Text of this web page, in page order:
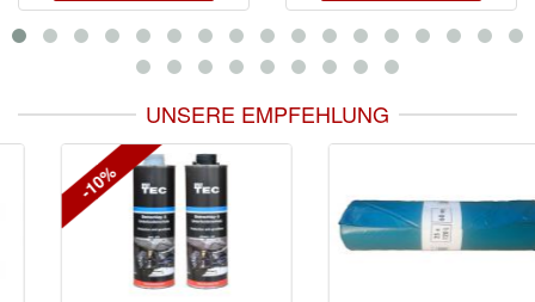
UNSERE EMPFEHLUNG
-10%